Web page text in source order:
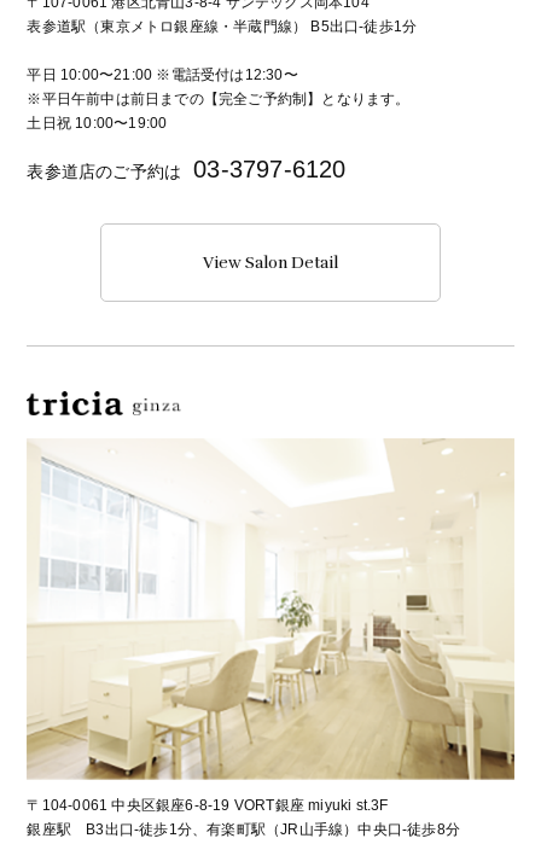
表参道駅（東京メトロ銀座線・半蔵門線） B5出口-徒歩1分
平日 10:00〜21:00 ※電話受付は12:30〜
※平日午前中は前日までの【完全ご予約制】となります。
土日祝 10:00〜19:00
表参道店のご予約は 03-3797-6120
View Salon Detail
〒104-0061 中央区銀座6-8-19 VORT銀座 miyuki st.3F
銀座駅 B3出口-徒歩1分、有楽町駅（JR山手線）中央口-徒歩8分